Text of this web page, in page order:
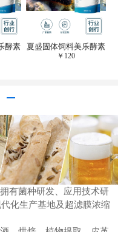
酵素
夏盛固体饲料美乐酵素
(水产海参海胆专
￥ 120
有菌种研发、应用技术研
化生产基地及超滤膜浓缩